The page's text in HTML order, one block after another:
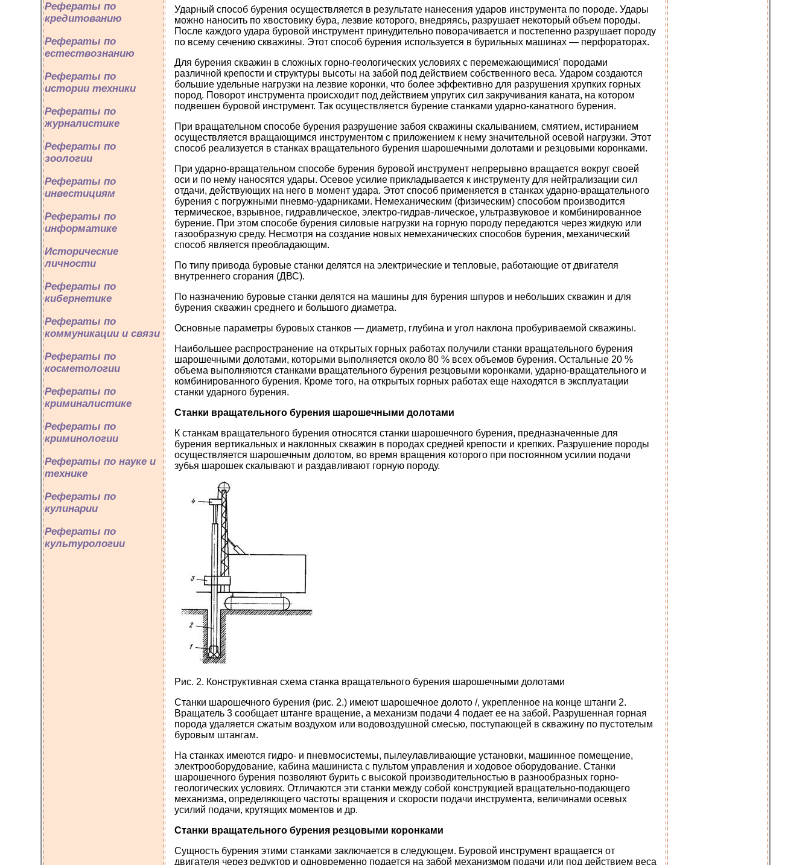
Рефераты по
кредитованию
Рефераты по
естествознанию
Рефераты по
истории техники
Рефераты по
журналистике
Рефераты по
зоологии
Рефераты по
инвестициям
Рефераты по
информатике
Исторические
личности
Рефераты по
кибернетике
Рефераты по
коммуникации и связи
Рефераты по
косметологии
Рефераты по
криминалистике
Рефераты по
криминологии
Рефераты по науке и
технике
Рефераты по
кулинарии
Рефераты по
культурологии
Ударный способ бурения осуществляется в результате нанесения ударов инструмента по породе. Удары
можно наносить по хвостовику бура, лезвие которого, внедряясь, разрушает некоторый объем породы.
После каждого удара буровой инструмент принудительно поворачивается и постепенно разрушает породу
по всему сечению скважины. Этот способ бурения используется в бурильных машинах — перфораторах.
Для бурения скважин в сложных горно-геологических условиях с перемежающимися' породами
различной крепости и структуры высоты на забой под действием собственного веса. Ударом создаются
большие удельные нагрузки на лезвие коронки, что более эффективно для разрушения хрупких горных
пород. Поворот инструмента происходит под действием упругих сил закручивания каната, на котором
подвешен буровой инструмент. Так осуществляется бурение станками ударно-канатного бурения.
При вращательном способе бурения разрушение забоя скважины скалыванием, смятием, истиранием
осуществляется вращающимся инструментом с приложением к нему значительной осевой нагрузки. Этот
способ реализуется в станках вращательного бурения шарошечными долотами и резцовыми коронками.
При ударно-вращательном способе бурения буровой инструмент непрерывно вращается вокруг своей
оси и по нему наносятся удары. Осевое усилие прикладывается к инструменту для нейтрализации сил
отдачи, действующих на него в момент удара. Этот способ применяется в станках ударно-вращательного
бурения с погружными пневмо-ударниками. Немеханическим (физическим) способом производится
термическое, взрывное, гидравлическое, электро-гидрав-лическое, ультразвуковое и комбинированное
бурение. При этом способе бурения силовые нагрузки на горную породу передаются через жидкую или
газообразную среду. Несмотря на создание новых немеханических способов бурения, механический
способ является преобладающим.
По типу привода буровые станки делятся на электрические и тепловые, работающие от двигателя
внутреннего сгорания (ДВС).
По назначению буровые станки делятся на машины для бурения шпуров и небольших скважин и для
бурения скважин среднего и большого диаметра.
Основные параметры буровых станков — диаметр, глубина и угол наклона пробуриваемой скважины.
Наибольшее распространение на открытых горных работах получили станки вращательного бурения
шарошечными долотами, которыми выполняется около 80 % всех объемов бурения. Остальные 20 %
объема выполняются станками вращательного бурения резцовыми коронками, ударно-вращательного и
комбинированного бурения. Кроме того, на открытых горных работах еще находятся в эксплуатации
станки ударного бурения.
Станки вращательного бурения шарошечными долотами
К станкам вращательного бурения относятся станки шарошечного бурения, предназначенные для
бурения вертикальных и наклонных скважин в породах средней крепости и крепких. Разрушение породы
осуществляется шарошечным долотом, во время вращения которого при постоянном усилии подачи
зубья шарошек скалывают и раздавливают горную породу.
Рис. 2. Конструктивная схема станка вращательного бурения шарошечными долотами
Станки шарошечного бурения (рис. 2.) имеют шарошечное долото /, укрепленное на конце штанги 2.
Вращатель 3 сообщает штанге вращение, а механизм подачи 4 подает ее на забой. Разрушенная горная
порода удаляется сжатым воздухом или водовоздушной смесью, поступающей в скважину по пустотелым
буровым штангам.
На станках имеются гидро- и пневмосистемы, пылеулавливающие установки, машинное помещение,
электрооборудование, кабина машиниста с пультом управления и ходовое оборудование. Станки
шарошечного бурения позволяют бурить с высокой производительностью в разнообразных горно-
геологических условиях. Отличаются эти станки между собой конструкцией вращательно-подающего
механизма, определяющего частоты вращения и скорости подачи инструмента, величинами осевых
усилий подачи, крутящих моментов и др.
Станки вращательного бурения резцовыми коронками
Сущность бурения этими станками заключается в следующем. Буровой инструмент вращается от
двигателя через редуктор и одновременно подается на забой механизмом подачи или под действием веса